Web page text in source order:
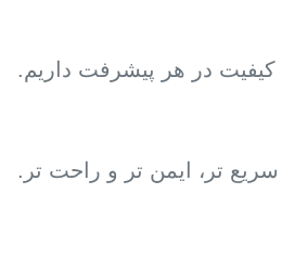
کیفیت در هر پیشرفت داریم.
تر، ایمن تر و راحت تر.